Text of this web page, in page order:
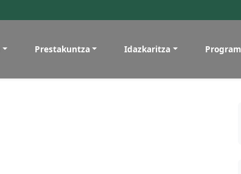
Prestakuntza Idazkaritza